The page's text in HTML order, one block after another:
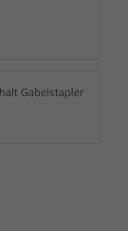
Gabelstapler